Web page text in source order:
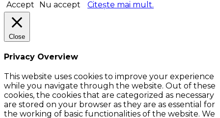
Accept
Nu accept Citește mai mult.
Close
Privacy Overview
This website uses cookies to improve your experience
while you navigate through the website. Out of these
cookies, the cookies that are categorized as necessary
are stored on your browser as they are as essential for
the working of basic functionalities of the website. We